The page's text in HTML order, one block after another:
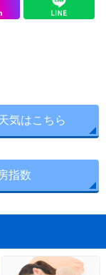
気はこちら
指数